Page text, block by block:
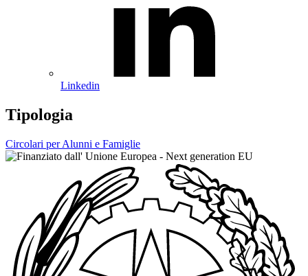
Linkedin
Tipologia
Circolari per Alunni e Famiglie